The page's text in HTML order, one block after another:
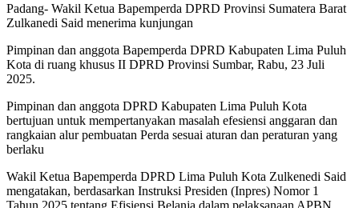
Padang- Wakil Ketua Bapemperda DPRD Provinsi Sumatera Barat
Zulkanedi Said menerima kunjungan
Pimpinan dan anggota Bapemperda DPRD Kabupaten Lima Puluh
Kota di ruang khusus II DPRD Provinsi Sumbar, Rabu, 23 Juli
2025.
Pimpinan dan anggota DPRD Kabupaten Lima Puluh Kota
bertujuan untuk mempertanyakan masalah efesiensi anggaran dan
rangkaian alur pembuatan Perda sesuai aturan dan peraturan yang
berlaku
Wakil Ketua Bapemperda DPRD Lima Puluh Kota Zulkenedi Said
mengatakan, berdasarkan Instruksi Presiden (Inpres) Nomor 1
Tahun 2025 tentang Efisiensi Belanja dalam pelaksanaan APBN